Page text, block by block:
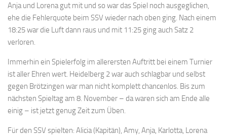
Anja und Lorena gut mit und so war das Spiel noch ausgeglichen,
ehe die Fehlerquote beim SSV wieder nach oben ging. Nach einem
18:25 war die Luft dann raus und mit 11:25 ging auch Satz 2
verloren.
Immerhin ein Spielerfolg im allerersten Auftritt bei einem Turnier
ist aller Ehren wert. Heidelberg 2 war auch schlagbar und selbst
gegen Brötzingen war man nicht komplett chancenlos. Bis zum
nächsten Spieltag am 8. November – da waren sich am Ende alle
einig – ist jetzt genug Zeit zum Üben.
Für den SSV spielten: Alicia (Kapitän), Amy, Anja, Karlotta, Lorena